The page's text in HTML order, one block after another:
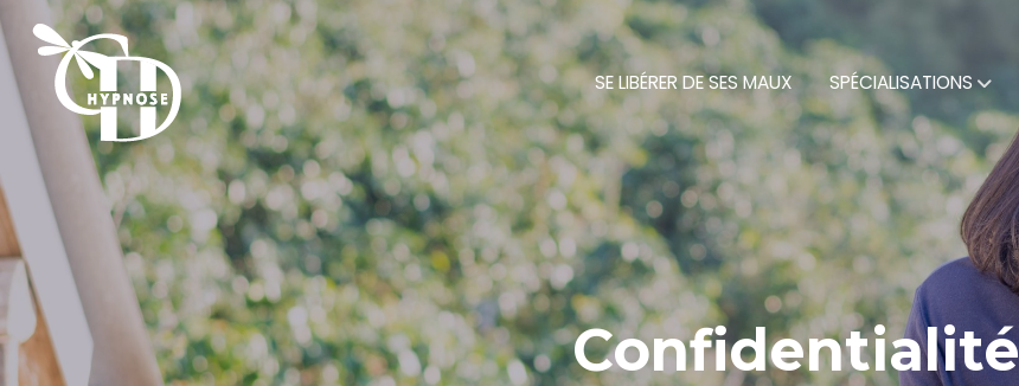
SE LIBÉRER DE SES MAUX SPÉCIALISATIONS
Confidentialité